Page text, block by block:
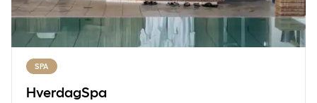
SPA
HverdagSpa